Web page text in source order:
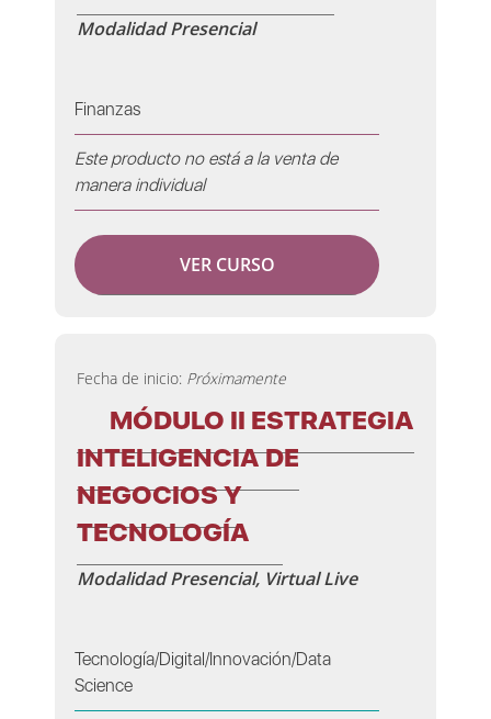
Modalidad Presencial
Finanzas
Este producto no está a la venta de
manera individual
VER CURSO
Fecha de inicio: Próximamente
MÓDULO II ESTRATEGIA
INTELIGENCIA DE
NEGOCIOS Y
TECNOLOGÍA
Modalidad Presencial, Virtual Live
Tecnología/Digital/Innovación/Data
Science